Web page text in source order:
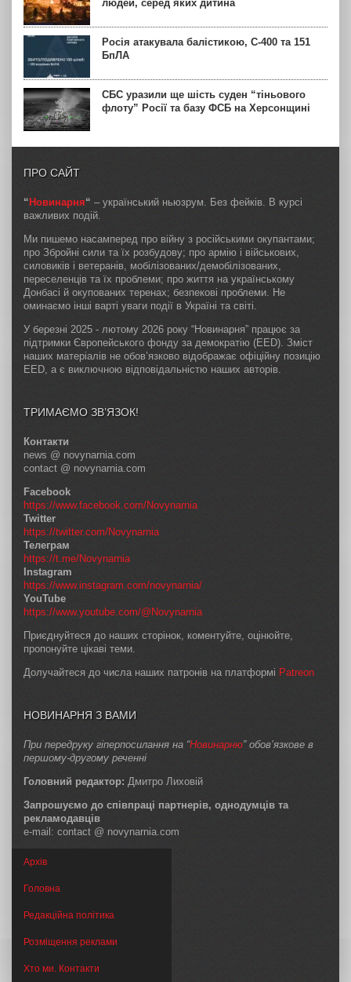
людей, серед яких дитина
Росія атакувала балістикою, С-400 та 151
БпЛА
СБС уразили ще шість суден “тіньового
флоту” Росії та базу ФСБ на Херсонщині
ПРО САЙТ
“ Новинарня“ – український ньюзрум. Без фейків. В курсі
важливих подій.
Ми пишемо насамперед про війну з російськими окупантами;
про Збройні сили та їх розбудову; про армію і військових,
силовиків і ветеранів, мобілізованих/демобілізованих,
переселенців та їх проблеми; про життя на українському
Донбасі й окупованих теренах; безпекові проблеми. Не
оминаємо інші варті уваги події в Україні та світі.
У березні 2025 - лютому 2026 року “Новинарня” працює за
підтримки Європейського фонду за демократію (EED). Зміст
наших матеріалів не обов’язково відображає офіційну позицію
EED, а є виключною відповідальністю наших авторів.
ТРИМАЄМО ЗВ’ЯЗОК!
Контакти
news @ novynarnia.com
contact @ novynarnia.com
Facebook
https://www.facebook.com/Novynarnia
Twitter
https://twitter.com/Novynarnia
Телеграм
https://t.me/Novynarnia
Instagram
https://www.instagram.com/novynarnia/
YouTube
https://www.youtube.com/@Novynarnia
Приєднуйтеся до наших сторінок, коментуйте, оцінюйте,
пропонуйте цікаві теми.
Долучайтеся до числа наших патронів на платформі Patreon
НОВИНАРНЯ З ВАМИ
При передруку гіперпосилання на “Новинарню” обов’язкове в
першому-другому реченні
Головний редактор: Дмитро Лиховій
Запрошуємо до співпраці партнерів, однодумців та
рекламодавців
e-mail: contact @ novynarnia.com
Архів
Головна
Редакційна політика
Розміщення реклами
Хто ми. Контакти